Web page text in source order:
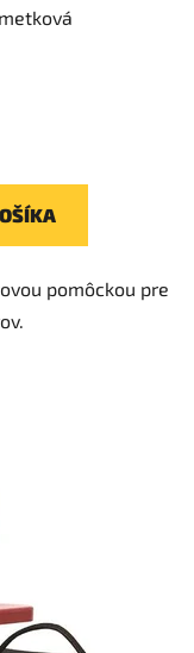
pomôckou pre